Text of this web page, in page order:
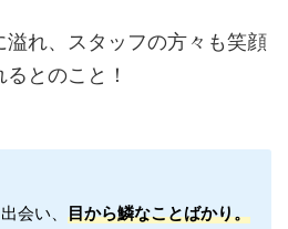
溢れ、スタッフの方々も笑顔
とのこと！
会い、 目から鱗なことばかり。